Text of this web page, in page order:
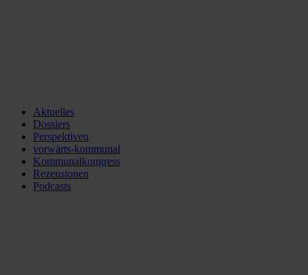
Aktuelles
Dossiers
Perspektiven
vorwärts-kommunal
Kommunalkongress
Rezensionen
Podcasts